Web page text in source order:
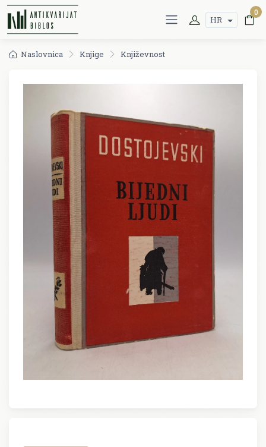
HR
0
Naslovnica Knjige Književnost